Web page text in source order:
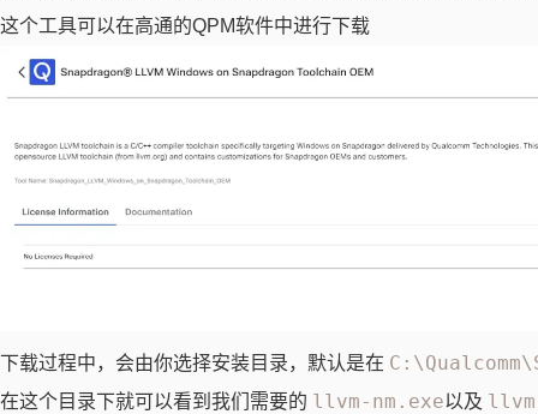
这个工具可以在高通的QPM软件中进行下载
下载过程中，会由你选择安装目录，默认是在
在这个目录下就可以看到我们需要的 llvm-nm.exe以及